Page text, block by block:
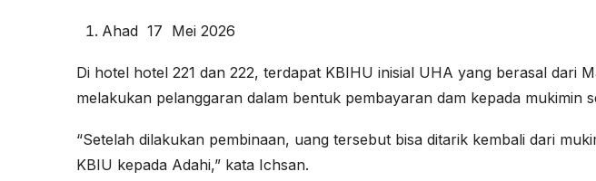
Ahad 17 Mei 2026
Di hotel hotel 221 dan 222, terdapat KBIHU inisial UHA yang berasal dari
melakukan pelanggaran dalam bentuk pembayaran dam kepada mukimin
“Setelah dilakukan pembinaan, uang tersebut bisa ditarik kembali dari
KBIU kepada Adahi,” kata Ichsan.